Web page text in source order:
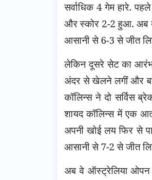
सर्वाधिक 4 गेम हारे.
और स्कोर 2-2 हुआ. अब
आसानी से 6-3 से जीत
लेकिन दूसरे सेट का आरंभ
अंदर से खेलने लगीं और
कॉलिन्स ने दो सर्विस
शायद कॉलिन्स में एक
अपनी खोई लय फिर से
आसानी से 7-2 से जीत
अब वे ऑस्ट्रेलिया ओपन